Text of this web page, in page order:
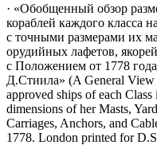
· «Обобщенный обзор
кораблей каждого класса
с точными размерами их
орудийных лафетов,
с Положением от 1778
Д.Стиила» (A General View
approved ships of each
dimensions of her Masts,
Carriages, Anchors, and
1778. London printed for